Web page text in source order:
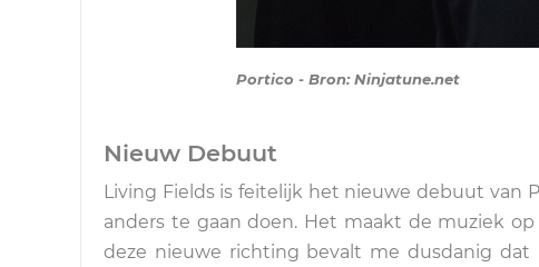
Portico - Bron: Ninjatune.net
Nieuw Debuut
Living Fields is feitelijk het nieuwe debuut van
anders te gaan doen. Het maakt de muziek
deze nieuwe richting bevalt me dusdanig